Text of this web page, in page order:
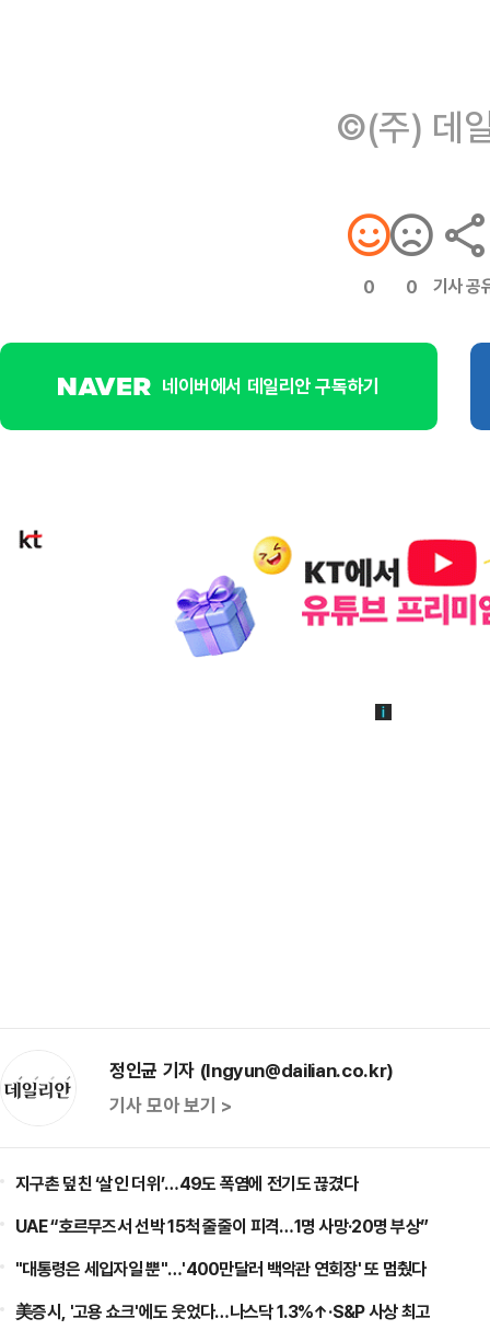
©(주) 데
0 0 기사 공
네이버에서 데일리안 구독하기
정인균 기자 (Ingyun@dailian.co.kr)
기사 모아 보기 >
지구촌 덮친 ‘살인 더위’…49도 폭염에 전기도 끊겼다
UAE “호르무즈서 선박 15척 줄줄이 피격…1명 사망·20명 부상”
"대통령은 세입자일 뿐"…'400만달러 백악관 연회장' 또 멈췄다
美증시, '고용 쇼크'에도 웃었다…나스닥 1.3%↑·S&P 사상 최고